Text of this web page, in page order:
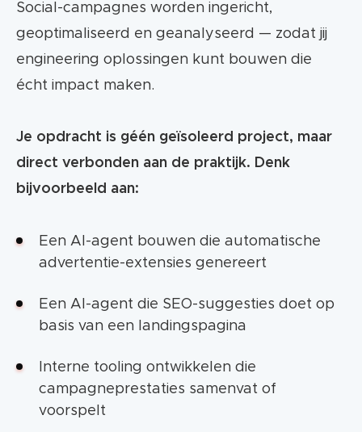
Social-campagnes worden ingericht,
geoptimaliseerd en geanalyseerd — zodat jij
engineering oplossingen kunt bouwen die
écht impact maken.
Je opdracht is géén geïsoleerd project, maar
direct verbonden aan de praktijk. Denk
bijvoorbeeld aan:
Een AI-agent bouwen die automatische
advertentie-extensies genereert
Een AI-agent die SEO-suggesties doet op
basis van een landingspagina
Interne tooling ontwikkelen die
campagneprestaties samenvat of
voorspelt